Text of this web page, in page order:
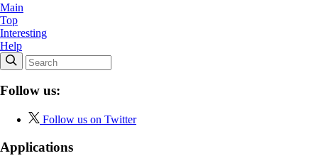
Main
Top
Interesting
Help
Follow us:
Follow us on Twitter
Applications